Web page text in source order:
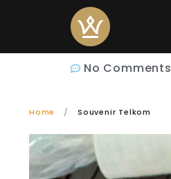
No Comments
Home Souvenir Telkom